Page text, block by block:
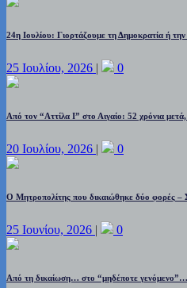
24η Ιουλίου: Γιορτάζουμε τη Δημοκρατία ή
25 Ιουλίου, 2026 | 0
Από τον “Αττίλα Ι” στο Αιγαίο: 52 χρόνια
20 Ιουλίου, 2026 | 0
Ο Μητροπολίτης που δικαιώθηκε δύο φορές –
25 Ιουνίου, 2026 | 0
Από τη δικαίωση… στο “μηδέποτε γενόμενο”…